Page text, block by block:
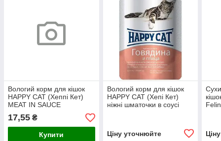
Вологий корм для кішок
HAPPY CAT (Хеппі Кет)
MEAT IN SAUCE
вологий корм для котів з
17,55 ₴
Купити
Вологий корм для кішок
HAPPY CAT (Хепі Кет)
ніжні шматочки в соусі
Ціну уточнюйте